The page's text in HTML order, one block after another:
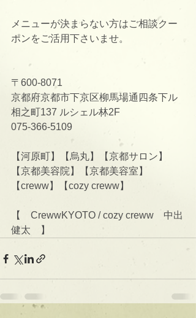
メニューが決まらない方はご相談クー
ポンをご活用下さいませ。
〒600-8071
京都府京都市下京区柳馬場通四条下ル
相之町137 ルシェル林2F
075-366-5109
【河原町】【烏丸】【京都サロン】
【京都美容院】【京都美容室】
【creww】【cozy creww】
【　CrewwKYOTO / cozy creww　中出
健太　】